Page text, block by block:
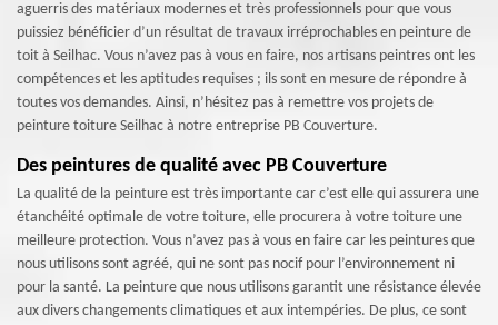
aguerris des matériaux modernes et très professionnels pour que vous
puissiez bénéficier d’un résultat de travaux irréprochables en peinture de
toit à Seilhac. Vous n’avez pas à vous en faire, nos artisans peintres ont les
compétences et les aptitudes requises ; ils sont en mesure de répondre à
toutes vos demandes. Ainsi, n’hésitez pas à remettre vos projets de
peinture toiture Seilhac à notre entreprise PB Couverture.
Des peintures de qualité avec PB Couverture
La qualité de la peinture est très importante car c’est elle qui assurera une
étanchéité optimale de votre toiture, elle procurera à votre toiture une
meilleure protection. Vous n’avez pas à vous en faire car les peintures que
nous utilisons sont agréé, qui ne sont pas nocif pour l’environnement ni
pour la santé. La peinture que nous utilisons garantit une résistance élevée
aux divers changements climatiques et aux intempéries. De plus, ce sont